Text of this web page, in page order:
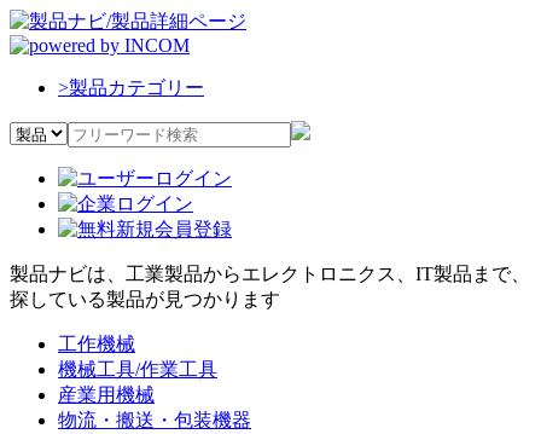
>製品カテゴリー
製品ナビは、工業製品からエレクトロニクス、IT製品まで、
探している製品が見つかります
工作機械
機械工具/作業工具
産業用機械
物流・搬送・包装機器